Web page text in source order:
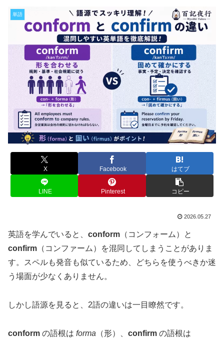
単語
X Facebook はてブ
LINE Pinterest コピー
2026.05.27
英語を学んでいると、 conform （コンフォーム）と
confirm （コンファーム）を混同してしまうことがありま
す。スペルも発音も似ているため、どちらを使うべきか迷
う場面が少なくありません。
しかし語源を見ると、2語の違いは一目瞭然です。
conform の語根は forma （形）、 confirm の語根は